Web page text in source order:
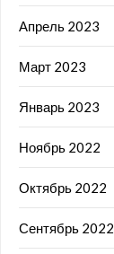
Апрель 2023
Март 2023
Январь 2023
Ноябрь 2022
Октябрь 2022
Сентябрь 2022